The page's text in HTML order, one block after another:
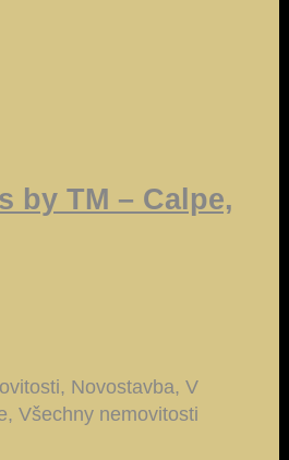
by TM – Calpe,
Novostavba, V
Všechny nemovitosti